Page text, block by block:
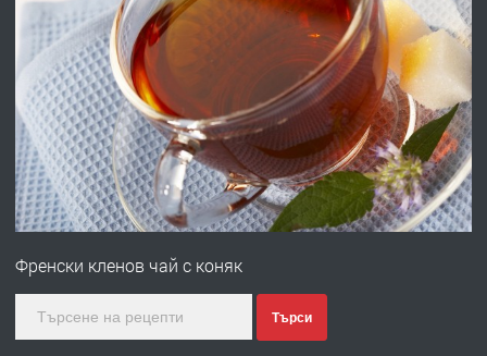
преди 1 година
ПРЕДЛАГА
Професионална зеленчукорезачка
за заведения и дома
преди 1 година
ПРЕДЛАГА Дава под наем Асеновград
Френски кленов чай с коняк
Търси